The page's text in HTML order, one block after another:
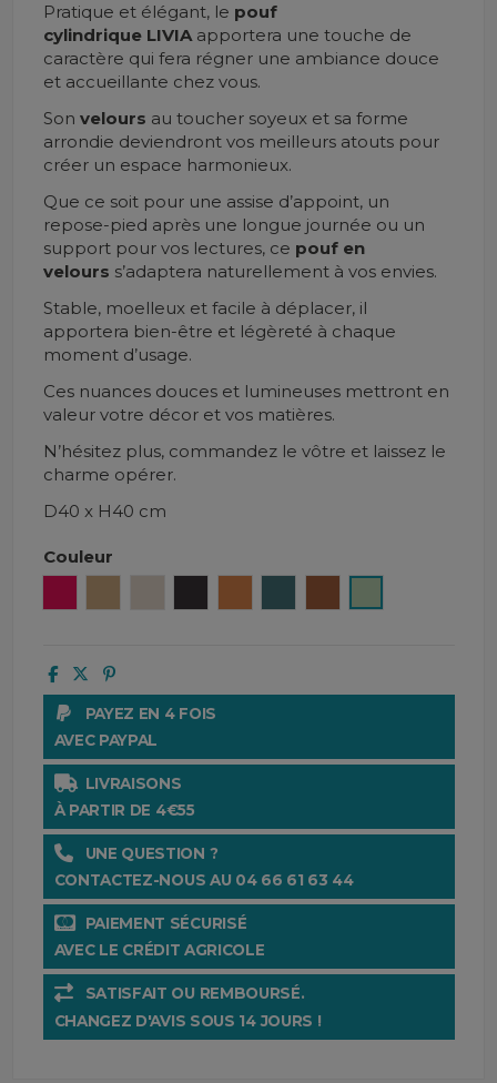
Pratique et élégant, le pouf
cylindrique LIVIAapportera une touche de
caractère qui fera régner une ambiance douce
et accueillante chez vous.
Son velours au toucher soyeux et sa forme
arrondie deviendront vos meilleurs atouts pour
créer un espace harmonieux.
Que ce soit pour une assise d’appoint, un
repose-pied après une longue journée ou un
support pour vos lectures, ce pouf en
velours s’adaptera naturellement à vos envies.
Stable, moelleux et facile à déplacer, il
apportera bien-être et légèreté à chaque
moment d’usage.
Ces nuances douces et lumineuses mettront en
valeur votre décor et vos matières.
N’hésitez plus, commandez le vôtre et laissez le
charme opérer.
D40 x H40 cm
Couleur
PAYEZ EN 4 FOIS
AVEC PAYPAL
LIVRAISONS
À PARTIR DE 4€55
UNE QUESTION ?
CONTACTEZ-NOUS AU 04 66 61 63 44
PAIEMENT SÉCURISÉ
AVEC LE CRÉDIT AGRICOLE
SATISFAIT OU REMBOURSÉ.
CHANGEZ D'AVIS SOUS 14 JOURS !